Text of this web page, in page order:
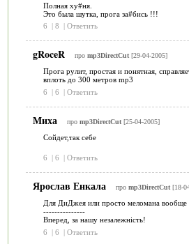
Полная ху#ня.
Это была шутка, прога за#бись !!!
6
| 8 | Ответить
gRoceR про mp3DirectCut [29-04-2005]
Прога рулит, простая и понятная,
вплоть до 300 метров mp3
6
| 6 | Ответить
Миха про mp3DirectCut [25-04-2005]
Сойдет,так себе
6 | 6 | Ответить
Ярослав Енкала про mp3DirectCut [18-
Для ДиДжея или просто меломана вообще
---------------
Вперед, за нашу незалежність!
6
| 6 | Ответить